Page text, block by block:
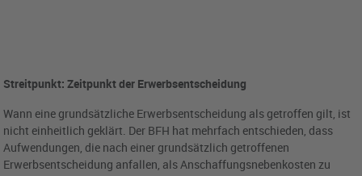
Streitpunkt: Zeitpunkt der Erwerbsentscheidung
Wann eine grundsätzliche Erwerbsentscheidung als getroffen gilt, ist
nicht einheitlich geklärt. Der BFH hat mehrfach entschieden, dass
Aufwendungen, die nach einer grundsätzlich getroffenen
Erwerbsentscheidung anfallen, als Anschaffungsnebenkosten zu